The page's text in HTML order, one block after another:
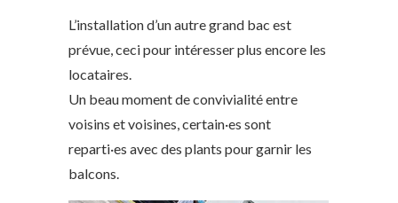
L’installation d’un autre grand bac est
prévue, ceci pour intéresser plus encore les
locataires.
Un beau moment de convivialité entre
voisins et voisines, certain·es sont
reparti·es avec des plants pour garnir les
balcons.